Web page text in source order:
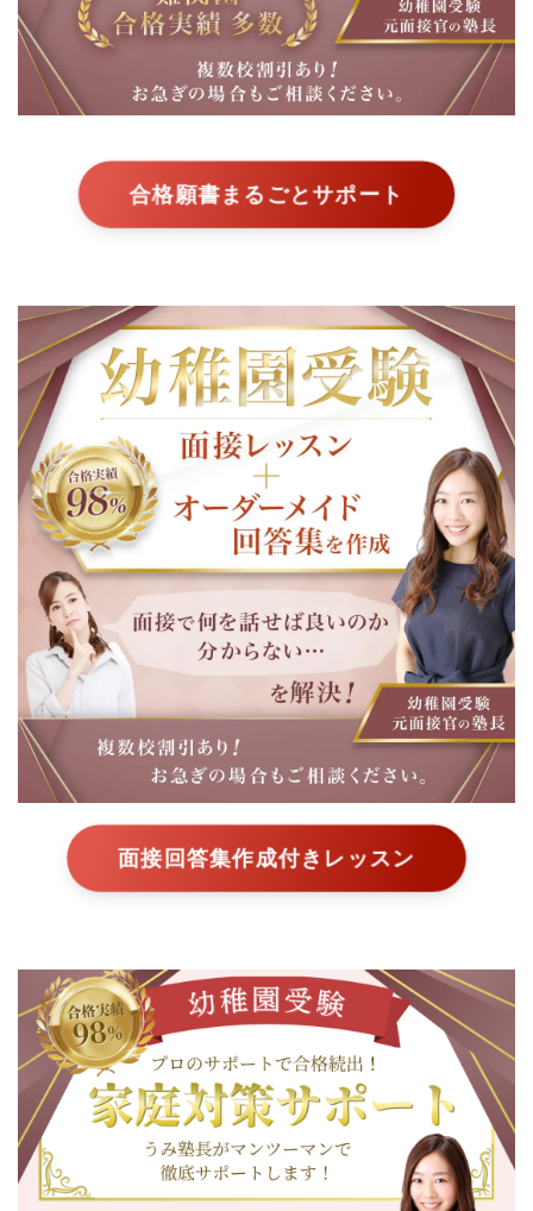
合格願書まるごとサポート
面接回答集作成付きレッスン